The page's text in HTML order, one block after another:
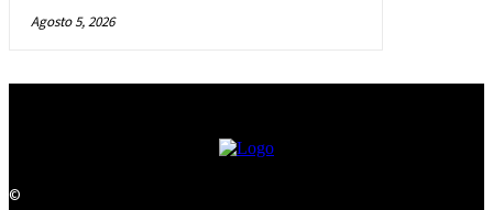
Agosto 5, 2026
©